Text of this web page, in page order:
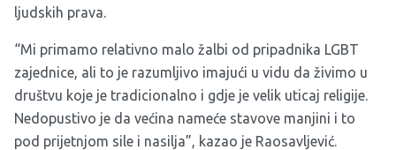
ljudskih prava.
“Mi primamo relativno malo žalbi od pripadnika LGBT
zajednice, ali to je razumljivo imajući u vidu da živimo u
društvu koje je tradicionalno i gdje je velik uticaj religije.
Nedopustivo je da većina nameće stavove manjini i to
pod prijetnjom sile i nasilja”, kazao je Raosavljević.